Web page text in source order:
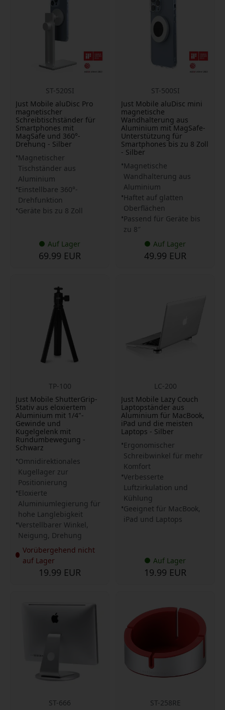
ST-520SI
Just Mobile aluDisc Pro
magnetischer
Schreibtischständer für
Smartphones mit
MagSafe und 360°-
Drehung - Silber
Magnetischer
Tischständer aus
Aluminium
Einstellbare 360°-
Drehfunktion
Geräte bis zu 8 Zoll
Auf Lager
69.99 EUR
ST-500SI
Just Mobile aluDisc mini
magnetische
Wandhalterung aus
Aluminium mit MagSafe-
Unterstützung für
Smartphones bis zu 8 Zoll
- Silber
Magnetische
Wandhalterung aus
Aluminium
Haftet auf glatten
Oberflächen
Passend für Geräte bis
zu 8″
Auf Lager
49.99 EUR
TP-100
Just Mobile ShutterGrip-
Stativ aus eloxiertem
Aluminium mit 1/4"-
Gewinde und
Kugelgelenk mit
Rundumbewegung -
Schwarz
Omnidirektionales
Kugellager zur
Positionierung
Eloxierte
Aluminiumlegierung für
hohe Langlebigkeit
Verstellbarer Winkel,
Neigung, Drehung
Vorübergehend nicht
auf Lager
19.99 EUR
LC-200
Just Mobile Lazy Couch
Laptopständer aus
Aluminium für MacBook,
iPad und die meisten
Laptops - Silber
Ergonomischer
Schreibwinkel für mehr
Komfort
Verbesserte
Luftzirkulation und
Kühlung
Geeignet für MacBook,
iPad und Laptops
Auf Lager
19.99 EUR
ST-666
ST-258RE